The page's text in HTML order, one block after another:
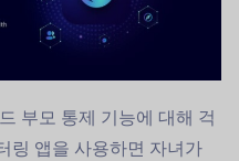
부모 통제 기능에 대해 걱
링 앱을 사용하면 자녀가